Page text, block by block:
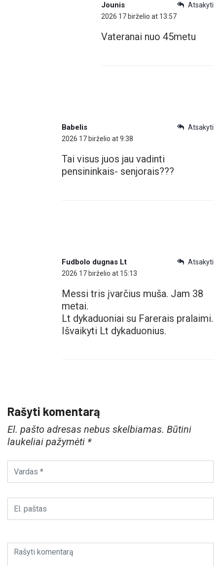
Atsakyti
Jounis
2026 17 birželio at 13:57
Vateranai nuo 45metu
Atsakyti
Babelis
2026 17 birželio at 9:38
Tai visus juos jau vadinti
pensininkais- senjorais???
Atsakyti
Fudbolo dugnas Lt
2026 17 birželio at 15:13
Messi tris įvarčius muša. Jam 38
metai.
Lt dykaduoniai su Farerais pralaimi.
Išvaikyti Lt dykaduonius.
Rašyti komentarą
El. pašto adresas nebus skelbiamas. Būtini
laukeliai pažymėti *